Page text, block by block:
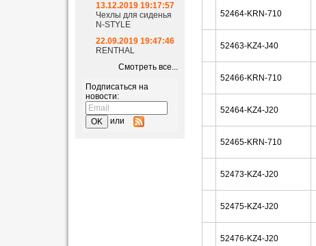
13.12.2019 19:17:57
Чехлы для сиденья
N-STYLE
22.09.2019 19:47:46
RENTHAL
Смотреть все...
Подписаться на
новости:
или
52464-KRN-710
52463-KZ4-J40
52466-KRN-710
52464-KZ4-J20
52465-KRN-710
52473-KZ4-J20
52475-KZ4-J20
52476-KZ4-J20